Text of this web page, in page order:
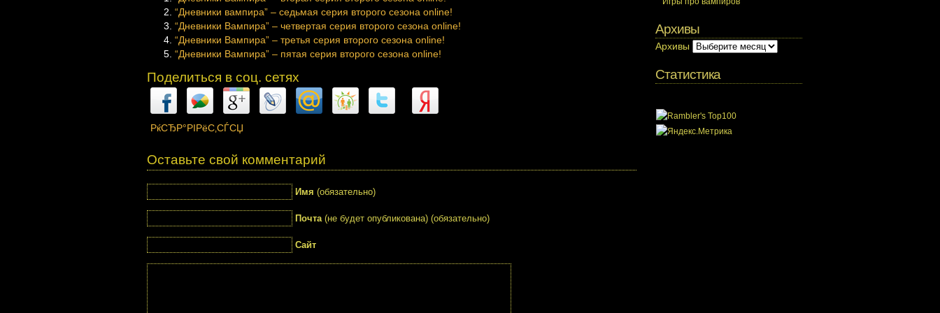
“Дневники вампира” – седьмая серия второго сезона online!
“Дневники Вампира” – четвертая серия второго сезона online!
“Дневники Вампира” – третья серия второго сезона online!
“Дневники Вампира” – пятая серия второго сезона online!
Поделиться в соц. сетях
РќСЂР°РІРёС‚СЃСЏ
Оставьте свой комментарий
Имя (обязательно)
Почта(не будет опубликована) (обязательно)
Сайт
Архивы
Архивы
Статистика